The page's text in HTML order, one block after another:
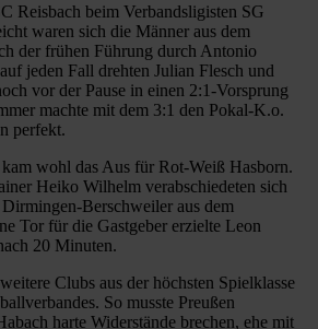
Reisbach beim Verbandsligisten SG
waren sich die Männer aus dem
der frühen Führung durch Antonio
jeden Fall drehten Julian Flesch und
vor der Pause in einen 2:1-Vorsprung
machte mit dem 3:1 den Pokal-K.o.
perfekt.
wohl das Aus für Rot-Weiß Hasborn.
Heiko Wilhelm verabschiedeten sich
Berschweiler aus dem
Tor für die Gastgeber erzielte Leon
20 Minuten.
Clubs aus der höchsten Spielklasse
So musste Preußen
harte Widerstände brechen, ehe mit